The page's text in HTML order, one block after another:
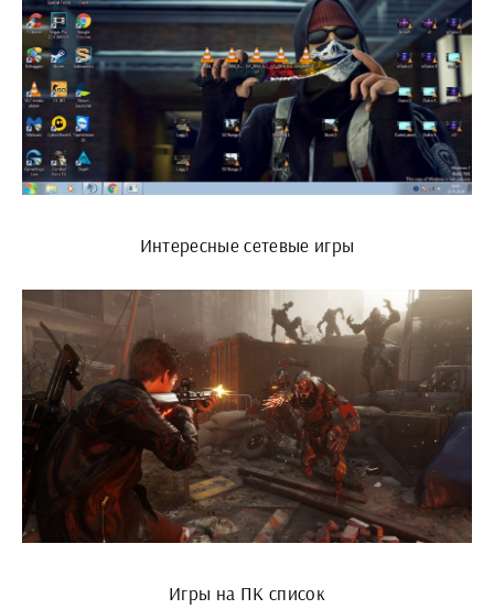
Интересные сетевые игры
Игры на ПК список